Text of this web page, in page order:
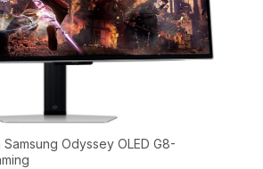
Samsung Odyssey OLED G8-